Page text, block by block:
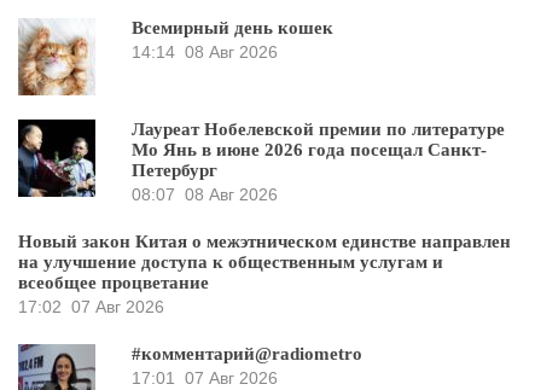
Всемирный день кошек
14:14 08 Авг 2026
Лауреат Нобелевской премии по литературе
Мо Янь в июне 2026 года посещал Санкт-
Петербург
08:07 08 Авг 2026
Новый закон Китая о межэтническом единстве направлен
на улучшение доступа к общественным услугам и
всеобщее процветание
17:02 07 Авг 2026
#комментарий@radiometro
17:01 07 Авг 2026